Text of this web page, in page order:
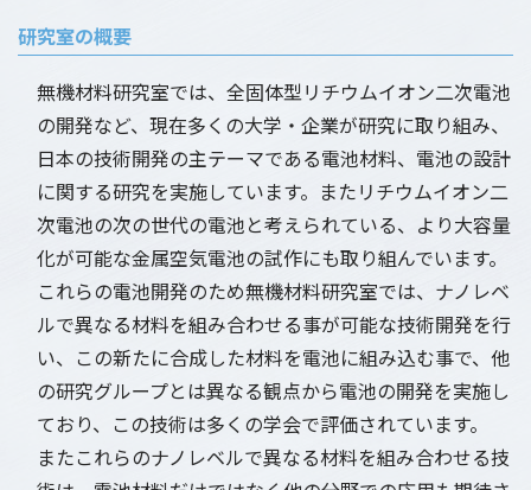
研究室の概要
無機材料研究室では、全固体型リチウムイオン二次電池
の開発など、現在多くの大学・企業が研究に取り組み、
日本の技術開発の主テーマである電池材料、電池の設計
に関する研究を実施しています。またリチウムイオン二
次電池の次の世代の電池と考えられている、より大容量
化が可能な金属空気電池の試作にも取り組んでいます。
これらの電池開発のため無機材料研究室では、ナノレベ
ルで異なる材料を組み合わせる事が可能な技術開発を行
い、この新たに合成した材料を電池に組み込む事で、他
の研究グループとは異なる観点から電池の開発を実施し
ており、この技術は多くの学会で評価されています。
またこれらのナノレベルで異なる材料を組み合わせる技